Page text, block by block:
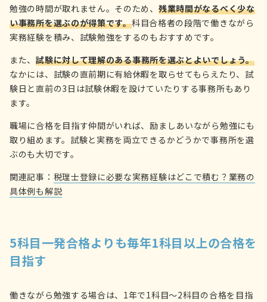
勉強の時間が取れません。そのため、 残業時間がなるべく少な
い事務所を選ぶのが得策です。科目合格者の段階で働きながら
実務経験を積み、試験勉強をするのもおすすめです。
また、試験に対して理解のある事務所を選ぶとよいでしょう。
なかには、試験の直前期に有給休暇を取らせてもらえたり、試
験日と直前の3日は試験休暇を設けていたりする事務所もあり
ます。
職場に合格を目指す仲間がいれば、励ましあいながら勉強にも
取り組めます。試験と実務を両立できるかどうかで事務所を選
ぶのも大切です。
関連記事： 税理士登録に必要な実務経験はどこで積む？業務の
具体例も解説
5科目一発合格よりも毎年1科目以上の合格を
目指す
働きながら勉強する場合は、1年で1科目〜2科目の合格を目指